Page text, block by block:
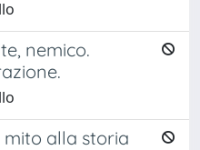
nemico.
mito alla storia